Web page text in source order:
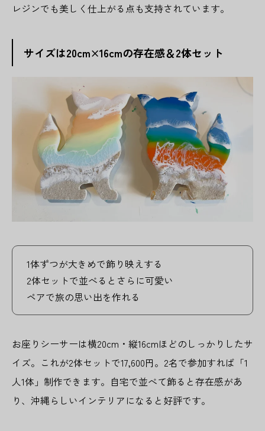
レジンでも美しく仕上がる点も支持されています。
サイズは20cm×16cmの存在感＆2体セット
1体ずつが大きめで飾り映えする
2体セットで並べるとさらに可愛い
ペアで旅の思い出を作れる
お座りシーサーは横20cm・縦16cmほどのしっかりしたサ
イズ。これが2体セットで17,600円。2名で参加すれば「1
人1体」制作できます。自宅で並べて飾ると存在感があ
り、沖縄らしいインテリアになると好評です。